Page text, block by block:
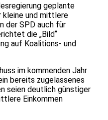
geplante
kleine und mittlere
der SPD auch für
die „Bild“
auf Koalitions- und
im kommenden Jahr
bereits zugelassenes
seien deutlich günstiger
Einkommen